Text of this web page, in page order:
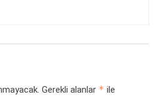
Gerekli alanlar * ile